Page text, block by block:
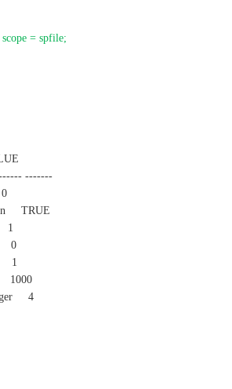
scope = spfile;
-------
TRUE
1
0
1
1000
4